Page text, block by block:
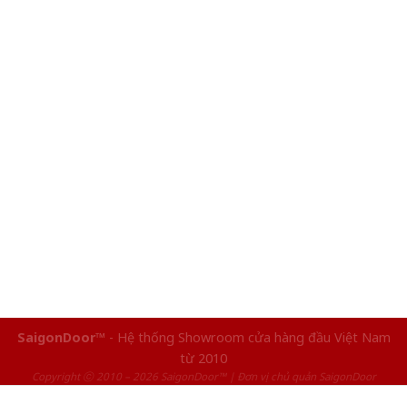
SaigonDoor™ - Hệ thống Showroom cửa hàng đầu Việt Nam
từ 2010
Copyright ⓒ 2010 – 2026 SaigonDoor™ | Đơn vị chủ quản SaigonDoor